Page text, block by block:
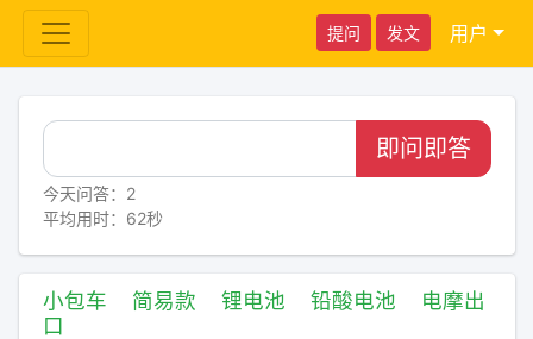
提问 发文 用户
即问即答
今天问答：2
平均用时：62秒
小包车 简易款 锂电池 铅酸电池
电摩出
口